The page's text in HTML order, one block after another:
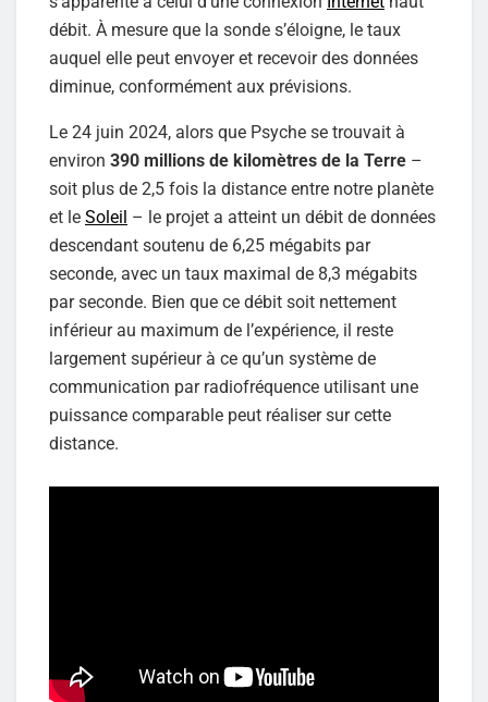
débit. À mesure que la sonde s’éloigne, le taux
auquel elle peut envoyer et recevoir des données
diminue, conformément aux prévisions.
Le 24 juin 2024, alors que Psyche se trouvait à
environ 390 millions de kilomètres de la Terre –
soit plus de 2,5 fois la distance entre notre planète
et le Soleil – le projet a atteint un débit de données
descendant soutenu de 6,25 mégabits par
seconde, avec un taux maximal de 8,3 mégabits
par seconde. Bien que ce débit soit nettement
inférieur au maximum de l’expérience, il reste
largement supérieur à ce qu’un système de
communication par radiofréquence utilisant une
puissance comparable peut réaliser sur cette
distance.